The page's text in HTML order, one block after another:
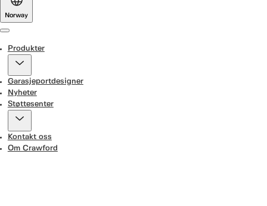
Norway
Produkter
Garasjeportdesigner
Nyheter
Støttesenter
Kontakt oss
Om Crawford